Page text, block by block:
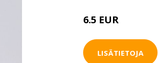
6.5 EUR
LISÄTIETOJA